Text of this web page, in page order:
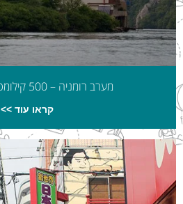
מערב רומניה – 500 קילומטרים של נופים
קראו עוד >>